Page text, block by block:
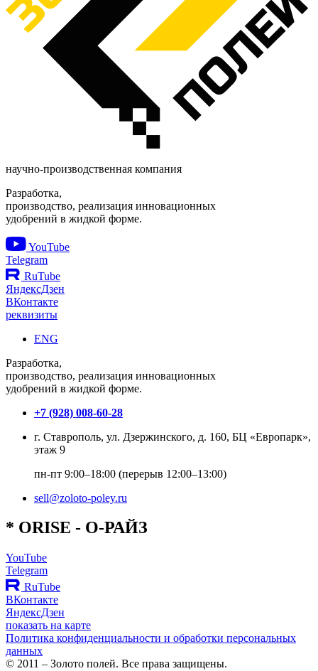
научно-производственная компания
Разработка,
производство, реализация инновационных
удобрений в жидкой форме.
YouTube
Telegram
RuTube
ЯндексДзен
ВКонтакте
реквизиты
ENG
Разработка,
производство, реализация инновационных
удобрений в жидкой форме.
+7 (928) 008-60-28
г. Ставрополь, ул. Дзержинского, д. 160, БЦ «Европарк»,
этаж 9
пн-пт 9:00–18:00 (перерыв 12:00–13:00)
sell@zoloto-poley.ru
* ORISE - О-РАЙЗ
YouTube
Telegram
RuTube
ВКонтакте
ЯндексДзен
показать на карте
Политика конфиденциальности и обработки персональных
данных
© 2011 – Золото полей. Все права защищены.